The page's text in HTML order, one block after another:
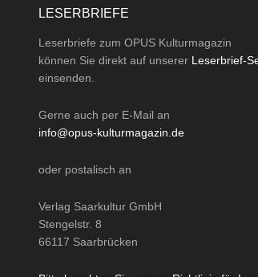
LESERBRIEFE
Leserbriefe zum OPUS Kulturmagazin
können Sie direkt auf unserer Leserbrief-
einsenden.
Gerne auch per E-Mail an
info@opus-kulturmagazin.de
oder postalisch an
Verlag Saarkultur GmbH
Stengelstr. 8
66117 Saarbrücken